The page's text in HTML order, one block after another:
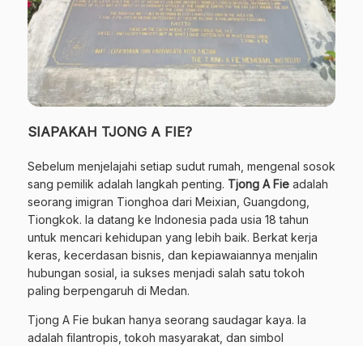
SIAPAKAH TJONG A FIE?
Sebelum menjelajahi setiap sudut rumah, mengenal sosok
sang pemilik adalah langkah penting. Tjong A Fie adalah
seorang imigran Tionghoa dari Meixian, Guangdong,
Tiongkok. Ia datang ke Indonesia pada usia 18 tahun
untuk mencari kehidupan yang lebih baik. Berkat kerja
keras, kecerdasan bisnis, dan kepiawaiannya menjalin
hubungan sosial, ia sukses menjadi salah satu tokoh
paling berpengaruh di Medan.
Tjong A Fie bukan hanya seorang saudagar kaya. Ia
adalah filantropis, tokoh masyarakat, dan simbol